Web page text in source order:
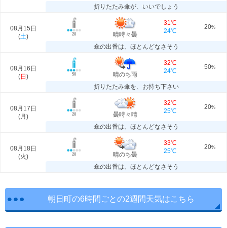
折りたたみ傘が、いいでしょう
08月15日
(土) 20 晴時々曇
31℃
24℃
20%
傘の出番は、ほとんどなさそう
08月16日
(日 ) 50 晴のち雨
32℃
24℃
50%
折りたたみ傘を、お持ち下さい
08月17日
(月 ) 20 曇時々晴
32℃
25℃
20%
傘の出番は、ほとんどなさそう
08月18日
(火) 20 晴のち曇
33℃
25℃
20%
傘の出番は、ほとんどなさそう
朝日町の6時間ごとの2週間天気はこちら